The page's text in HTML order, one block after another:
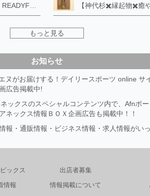
もっと見る
お知らせ
ヌがお届けする！デイリースポーツ online サ
広告掲載中!
ックスのスペシャルコンテンツ内で、Afnポ
ネックス情報ＢＯＸ企画広告も掲載中！！
報・通販情報・ビジネス情報・求人情報がい
ックス
情報
出店者募集
情報掲載について